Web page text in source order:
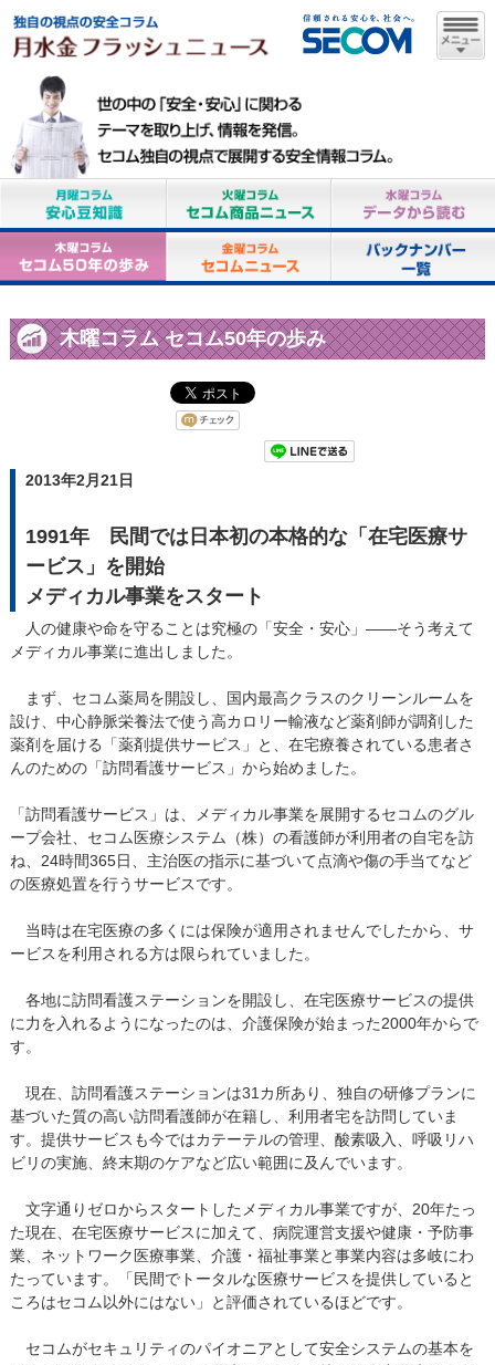
木曜コラム セコム50年の歩み
2013年2月21日
1991年 民間では日本初の本格的な「在宅医療サ
ービス」を開始
メディカル事業をスタート
人の健康や命を守ることは究極の「安全・安心」――そう考えて
メディカル事業に進出しました。
まず、セコム薬局を開設し、国内最高クラスのクリーンルームを
設け、中心静脈栄養法で使う高カロリー輸液など薬剤師が調剤した
薬剤を届ける「薬剤提供サービス」と、在宅療養されている患者さ
んのための「訪問看護サービス」から始めました。
「訪問看護サービス」は、メディカル事業を展開するセコムのグル
ープ会社、セコム医療システム（株）の看護師が利用者の自宅を訪
ね、24時間365日、主治医の指示に基づいて点滴や傷の手当てなど
の医療処置を行うサービスです。
当時は在宅医療の多くには保険が適用されませんでしたから、サ
ービスを利用される方は限られていました。
各地に訪問看護ステーションを開設し、在宅医療サービスの提供
に力を入れるようになったのは、介護保険が始まった2000年からで
す。
現在、訪問看護ステーションは31カ所あり、独自の研修プランに
基づいた質の高い訪問看護師が在籍し、利用者宅を訪問していま
す。提供サービスも今ではカテーテルの管理、酸素吸入、呼吸リハ
ビリの実施、終末期のケアなど広い範囲に及んでいます。
文字通りゼロからスタートしたメディカル事業ですが、20年たっ
た現在、在宅医療サービスに加えて、病院運営支援や健康・予防事
業、ネットワーク医療事業、介護・福祉事業と事業内容は多岐にわ
たっています。「民間でトータルな医療サービスを提供していると
ころはセコム以外にはない」と評価されているほどです。
セコムがセキュリティのパイオニアとして安全システムの基本を